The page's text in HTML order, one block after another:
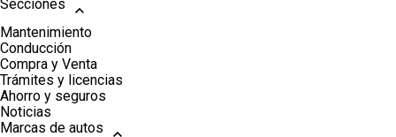
Secciones
Mantenimiento
Conducción
Compra y Venta
Trámites y licencias
Ahorro y seguros
Noticias
Marcas de autos